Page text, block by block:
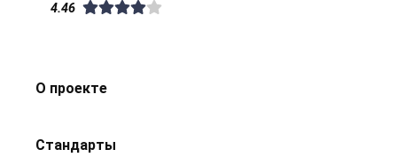
4.46
О проекте
Стандарты